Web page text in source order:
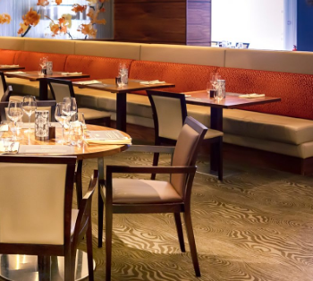
tista,
ki
nam
pripravi
večerjo